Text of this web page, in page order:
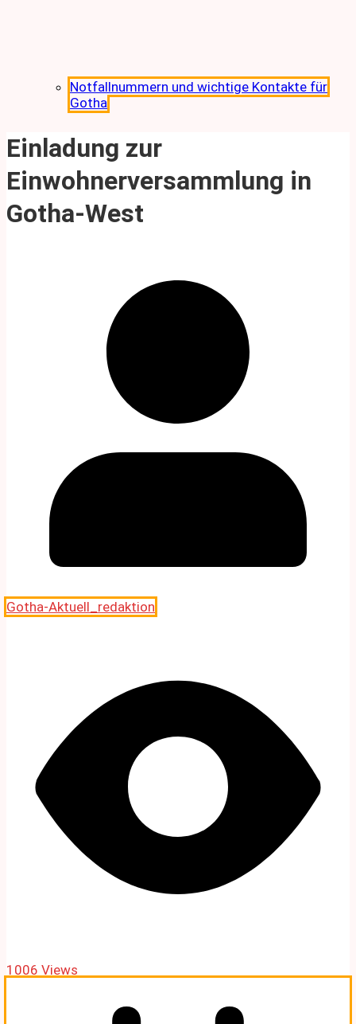
Notfallnummern und wichtige Kontakte für
Gotha
Einladung zur
Einwohnerversammlung in
Gotha-West
Gotha-Aktuell_redaktion
1006 Views